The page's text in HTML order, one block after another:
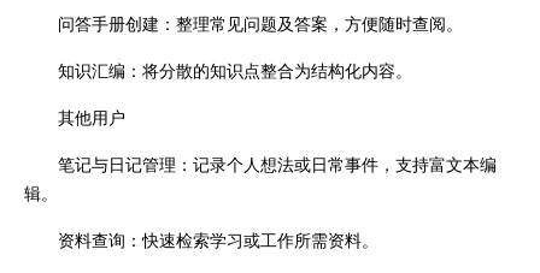
问答手册创建：整理常见问题及答案，方便随时查阅。
知识汇编：将分散的知识点整合为结构化内容。
其他用户
笔记与日记管理：记录个人想法或日常事件，支持富文本编
辑。
资料查询：快速检索学习或工作所需资料。